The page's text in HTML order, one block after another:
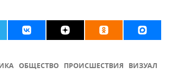
ОБЩЕСТВО ПРОИСШЕСТВИЯ ВИЗУАЛ